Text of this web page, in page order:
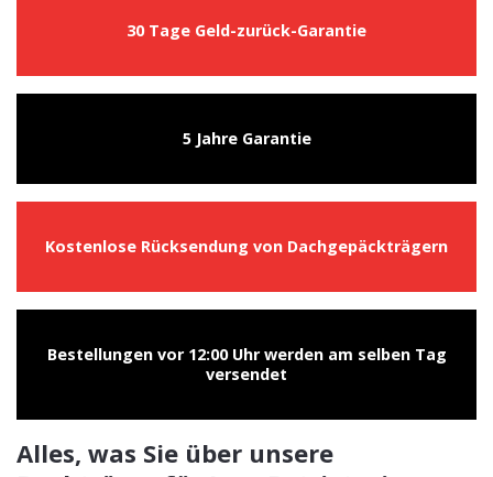
30 Tage Geld-zurück-Garantie
5 Jahre Garantie
Kostenlose Rücksendung von Dachgepäckträgern
Bestellungen vor 12:00 Uhr werden am selben Tag
versendet
Alles, was Sie über unsere